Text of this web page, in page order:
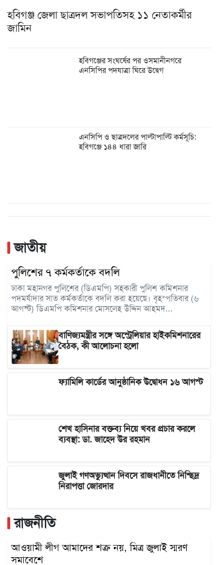
হবিগঞ্জ জেলা ছাত্রদল সভাপতিসহ ১১ নেতাকর্মীর
জামিন
হবিগঞ্জের সংঘর্ষের পর ওসমানীনগরে
এনসিপির পদযাত্রা ঘিরে উদ্বেগ
এনসিপি ও ছাত্রদলের পাল্টাপাল্টি কর্মসূচি:
হবিগঞ্জে ১৪৪ ধারা জারি
জাতীয়
পুলিশের ৭ কর্মকর্তাকে বদলি
ঢাকা মহানগর পুলিশের (ডিএমপি) সহকারী পুলিশ কমিশনার
পদমর্যাদার সাত কর্মকর্তাকে বদলি করা হয়েছে। বৃহস্পতিবার (৬
আগস্ট) ডিএমপি কমিশনার মোসলেহ উদ্দিন আহমদ...
বাণিজ্যমন্ত্রীর সঙ্গে অস্ট্রেলিয়ার হাইকমিশনারের
বৈঠক, কী আলোচনা হলো
ফ্যামিলি কার্ডের আনুষ্ঠানিক উদ্বোধন ১৬ আগস্ট
শেখ হাসিনার বক্তব্য নিয়ে খবর প্রচার করলে
ব্যবস্থা: ডা. জাহেদ উর রহমান
জুলাই গণঅভ্যুত্থান দিবসে রাজধানীতে নিশ্ছিদ্র
নিরাপত্তা জোরদার
রাজনীতি
আওয়ামী লীগ আমাদের শত্রু নয়, মিত্র জুলাই স্মরণ
সমাবেশে